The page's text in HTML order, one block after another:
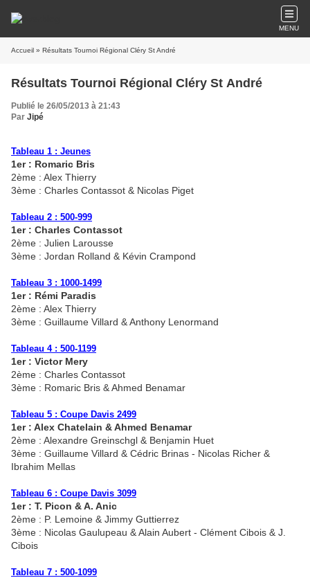
MENU
Accueil » Résultats Tournoi Régional Cléry St André
Résultats Tournoi Régional Cléry St André
Publié le 26/05/2013 à 21:43
Par Jipé
Tableau 1 : Jeunes
1er : Romaric Bris
2ème : Alex Thierry
3ème : Charles Contassot & Nicolas Piget
Tableau 2 : 500-999
1er : Charles Contassot
2ème : Julien Larousse
3ème : Jordan Rolland & Kévin Crampond
Tableau 3 : 1000-1499
1er : Rémi Paradis
2ème : Alex Thierry
3ème : Guillaume Villard & Anthony Lenormand
Tableau 4 : 500-1199
1er : Victor Mery
2ème : Charles Contassot
3ème : Romaric Bris & Ahmed Benamar
Tableau 5 : Coupe Davis 2499
1er : Alex Chatelain & Ahmed Benamar
2ème : Alexandre Greinschgl & Benjamin Huet
3ème : Guillaume Villard & Cédric Brinas - Nicolas Richer &
Ibrahim Mellas
Tableau 6 : Coupe Davis 3099
1er : T. Picon & A. Anic
2ème : P. Lemoine & Jimmy Guttierrez
3ème : Nicolas Gaulupeau & Alain Aubert - Clément Cibois & J.
Cibois
Tableau 7 : 500-1099